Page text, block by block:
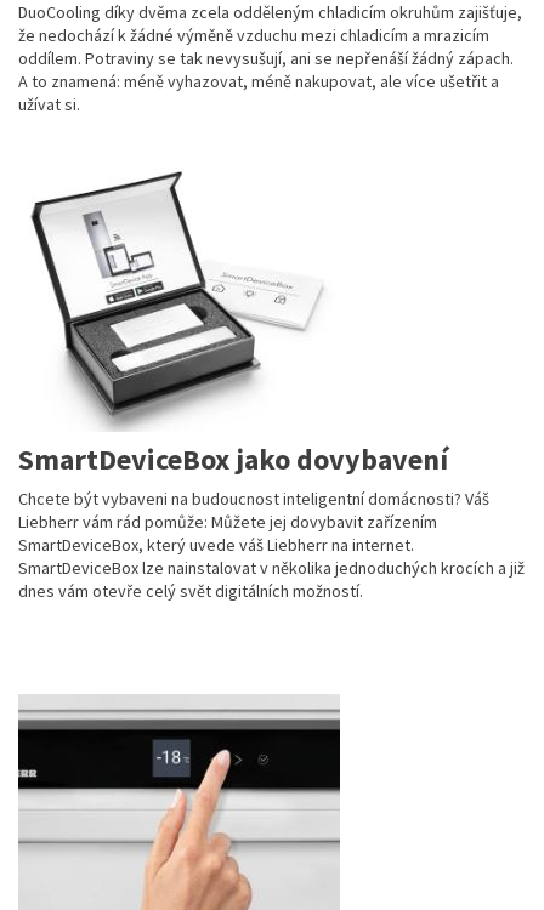
DuoCooling díky dvěma zcela odděleným chladicím okruhům zajišťuje,
že nedochází k žádné výměně vzduchu mezi chladicím a mrazicím
oddílem. Potraviny se tak nevysušují, ani se nepřenáší žádný zápach.
A to znamená: méně vyhazovat, méně nakupovat, ale více ušetřit a
užívat si.
SmartDeviceBox jako dovybavení
Chcete být vybaveni na budoucnost inteligentní domácnosti? Váš
Liebherr vám rád pomůže: Můžete jej dovybavit zařízením
SmartDeviceBox, který uvede váš Liebherr na internet.
SmartDeviceBox lze nainstalovat v několika jednoduchých krocích a již
dnes vám otevře celý svět digitálních možností.